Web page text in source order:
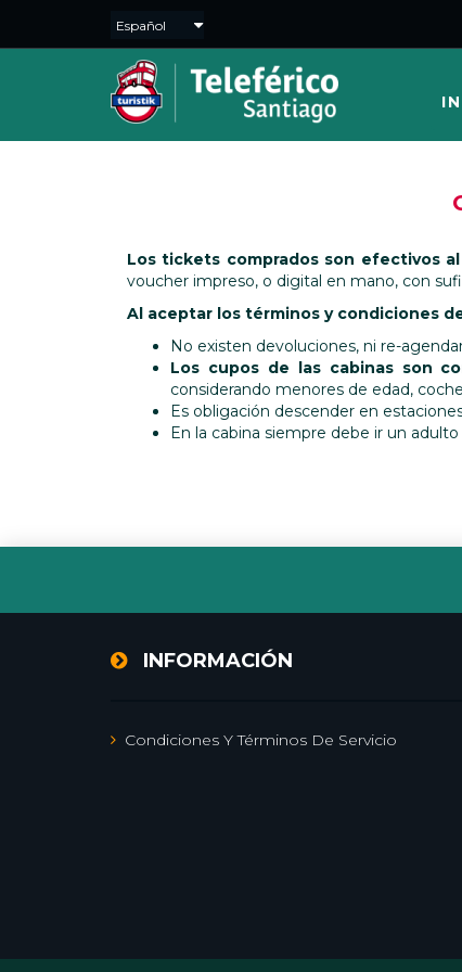
Los tickets comprados son efectivos
voucher impreso, o digital en mano, con
Al aceptar los términos y condiciones
No existen devoluciones, ni re-
Los cupos de las cabinas son
considerando menores de edad,
Es obligación descender en
En la cabina siempre debe ir un
INFORMACIÓN
Condiciones Y Términos De Servicio